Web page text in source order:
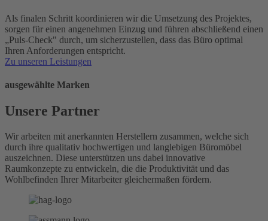
Als finalen Schritt koordinieren wir die Umsetzung des Projektes,
sorgen für einen angenehmen Einzug und führen abschließend einen
„Puls-Check" durch, um sicherzustellen, dass das Büro optimal
Ihren Anforderungen entspricht.
Zu unseren Leistungen
ausgewählte Marken
Unsere Partner
Wir arbeiten mit anerkannten Herstellern zusammen, welche sich
durch ihre qualitativ hochwertigen und langlebigen Büromöbel
auszeichnen. Diese unterstützen uns dabei innovative
Raumkonzepte zu entwickeln, die die Produktivität und das
Wohlbefinden Ihrer Mitarbeiter gleichermaßen fördern.